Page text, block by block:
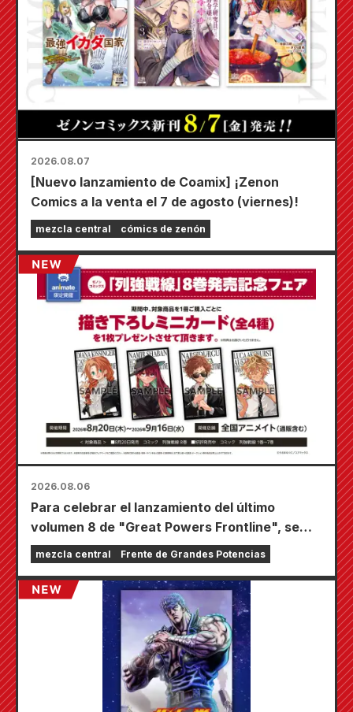
2026.08.07
[Nuevo lanzamiento de Coamix] ¡Zenon
Comics a la venta el 7 de agosto (viernes)!
mezcla central cómics de zenón
2026.08.06
Para celebrar el lanzamiento del último
volumen 8 de "Great Powers Frontline", se
llevará a cabo una feria por tiempo limitado en
las tiendas Animate de todo el país a partir del
20 de agosto, donde podrás conseguir una
minitarjeta especialmente dibujada (¡4 tipos
mezcla central Frente de Grandes Potencias